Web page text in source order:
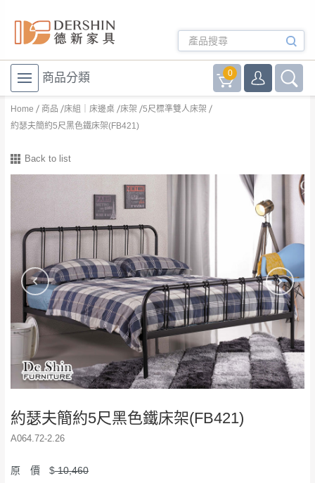
商品分類 0
Home 商品 床組｜床邊桌 床架
5尺標準雙人床架
約瑟夫簡約5尺黑色鐵床架(FB421)
Back to list
約瑟夫簡約5尺黑色鐵床架(FB421)
A064.72-2.26
原 價 $10,460